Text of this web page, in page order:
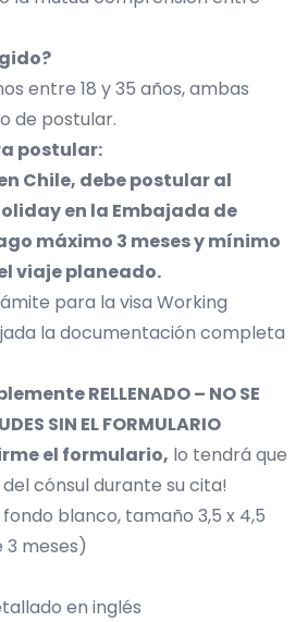
entre 18 y 35 años, ambas
de postular.
postular:
Chile, debe postular al
en la Embajada de
máximo 3 meses y mínimo
viaje planeado.
para la visa Working
la documentación completa
RELLENADO – NO SE
SIN EL FORMULARIO
el formulario, lo tendrá que
cónsul durante su cita!
blanco, tamaño 3,5 x 4,5
3 meses)
en inglés